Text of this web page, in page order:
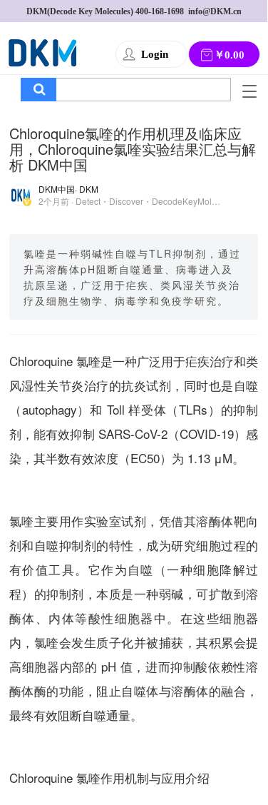
DKM(Decode Key Molecules) 400-168-1698
  info@DKM.cn
Login ￥0.00
T
l
Chloroquine氯喹的作用机理及临床应
用，Chloroquine氯喹实验结果汇总与解
析 DKM中国
DKM中国· DKM
氯喹是一种弱碱性自噬与TLR抑制剂，通过
升高溶酶体pH阻断自噬通量、病毒进入及
抗原呈递，广泛用于疟疾、类风湿关节炎治
疗及细胞生物学、病毒学和免疫学研究。
Chloroquine 氯喹是一种广泛用于疟疾治疗和类
风湿性关节炎治疗的抗炎试剂，同时也是自噬
（autophagy）和 Toll 样受体（TLRs）的抑制
剂，能有效抑制 SARS-CoV-2（COVID-19）感
染，其半数有效浓度（EC50）为 1.13 μM。
氯喹主要用作实验室试剂，凭借其溶酶体靶向
剂和自噬抑制剂的特性，成为研究细胞过程的
有价值工具。它作为自噬（一种细胞降解过
程）的抑制剂，本质是一种弱碱，可扩散到溶
酶体、内体等酸性细胞器中。在这些细胞器
内， 氯喹会发生质子化并被捕获，其积累会提
高细胞器内部的 pH 值，进而抑制酸依赖性溶
酶体酶的功能，阻止自噬体与溶酶体的融合，
最终有效阻断自噬通量。
Chloroquine 氯喹作用机制与应用介绍